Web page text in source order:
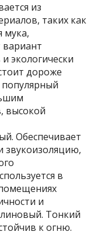
из
таких как
мука,
вариант
экологически
дороже
высокой
Обеспечивает
звукоизоляцию,
в
и
Тонкий
к огню.